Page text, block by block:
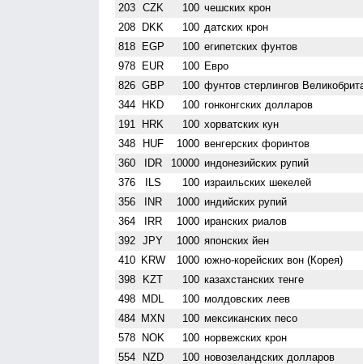
203
CZK 100 чешских крон
208
DKK 100 датских крон
818
EGP 100 египетских фунтов
978
EUR 100 Евро
826 GBP 100 фунтов стерлингов
344
HKD 100 гонконгских долларов
191
HRK 100 хорватских кун
348
HUF 1000 венгерских форинтов
360
IDR 10000 индонезийских рупий
376
ILS 100 израильских шекелей
356
INR 1000 индийских рупий
364
IRR 1000 иранских риалов
392
JPY 1000 японских йен
410
KRW 1000 южно-корейских вон (Корея)
398
KZT 100 казахстанских тенге
498
MDL 100 молдовских леев
484
MXN 100 мексиканских песо
578
NOK 100 норвежских крон
554
NZD 100 ново­зеландских долларов